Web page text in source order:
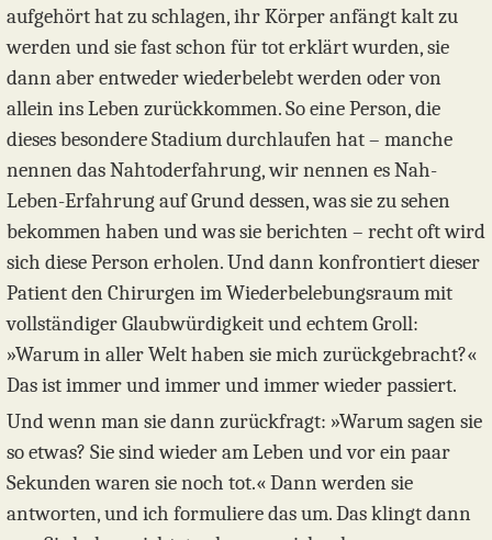
aufgehört hat zu schlagen, ihr Körper anfängt kalt zu
werden und sie fast schon für tot erklärt wurden, sie
dann aber entweder wiederbelebt werden oder von
allein ins Leben zurückkommen. So eine Person, die
dieses besondere Stadium durchlaufen hat – manche
nennen das Nahtoderfahrung, wir nennen es Nah-
Leben-Erfahrung auf Grund dessen, was sie zu sehen
bekommen haben und was sie berichten – recht oft wird
sich diese Person erholen. Und dann konfrontiert dieser
Patient den Chirurgen im Wiederbelebungsraum mit
vollständiger Glaubwürdigkeit und echtem Groll:
»Warum in aller Welt haben sie mich zurückgebracht?«
Das ist immer und immer und immer wieder passiert.
Und wenn man sie dann zurückfragt: »Warum sagen sie
so etwas? Sie sind wieder am Leben und vor ein paar
Sekunden waren sie noch tot.« Dann werden sie
antworten, und ich formuliere das um. Das klingt dann